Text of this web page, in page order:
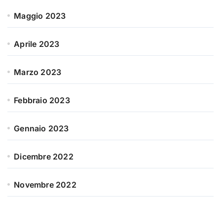
Maggio 2023
Aprile 2023
Marzo 2023
Febbraio 2023
Gennaio 2023
Dicembre 2022
Novembre 2022